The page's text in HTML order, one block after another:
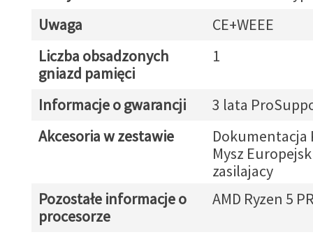
Uwaga
CE+WEEE
Liczba obsadzonych
gniazd pamięci
1
Informacje o gwarancji
3 lata
Akcesoria w zestawie
Dokumentacja
Mysz
zasilajacy
Pozostałe informacje o
procesorze
AMD Ryzen 5